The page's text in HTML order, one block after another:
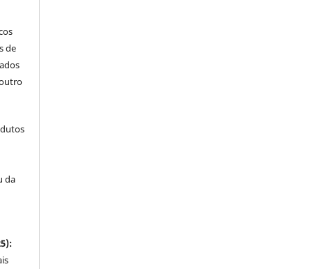
de
da